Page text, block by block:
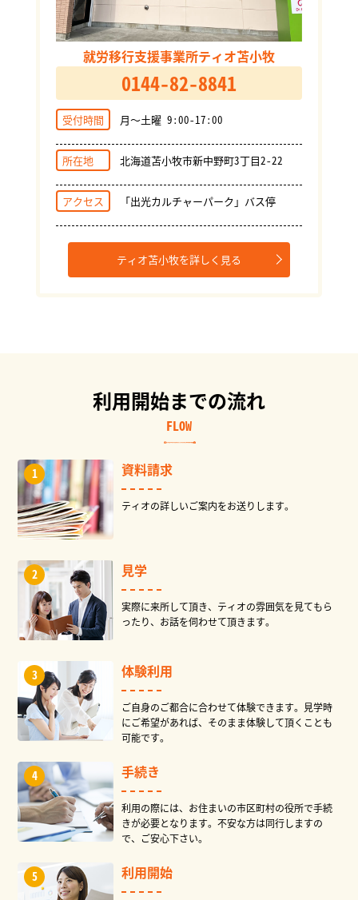
就労移行支援事業所ティオ苫小牧
0144-82-8841
受付時間 月～土曜 9:00-17:00
所在地 北海道苫小牧市新中野町3丁目2-22
アクセス 「出光カルチャーパーク」バス停
ティオ苫小牧を詳しく見る
利用開始までの流れ
FLOW
資料請求
ティオの詳しいご案内をお送りします。
見学
実際に来所して頂き、ティオの雰囲気を見てもら
ったり、お話を伺わせて頂きます。
体験利用
ご自身のご都合に合わせて体験できます。見学時
にご希望があれば、そのまま体験して頂くことも
可能です。
手続き
利用の際には、お住まいの市区町村の役所で手続
きが必要となります。不安な方は同行しますの
で、ご安心下さい。
利用開始